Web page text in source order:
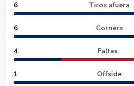
6 Tiros afuera
6 Corners
4 Faltas
1 Offside